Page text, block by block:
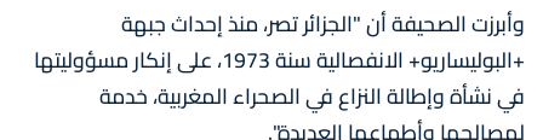
وأبرزت الصحيفة أن "الجزائر تصر، منذ إحداث جبهة
+البوليساريو+ الانفصالية سنة 1973، على إنكار مسؤوليتها
في نشأة وإطالة النزاع في الصحراء المغربية، خدمة